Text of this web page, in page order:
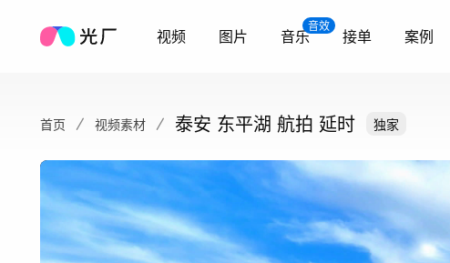
视频 图片
音效
音乐 接单 案例
首页 视频素材 泰安 东平湖 航拍 延时 独家